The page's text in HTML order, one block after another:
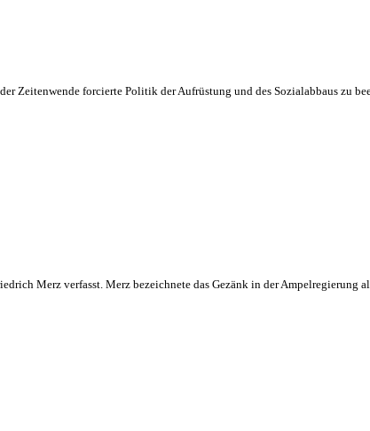
Zeitenwende forcierte Politik der Aufrüstung und des Sozialabbaus zu
Merz verfasst. Merz bezeichnete das Gezänk in der Ampelregierung